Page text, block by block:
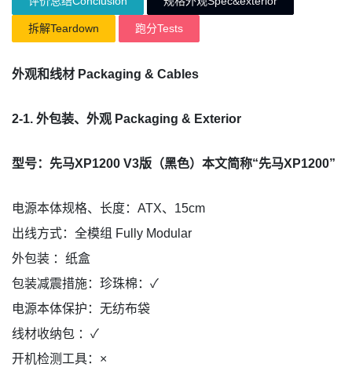
拆解Teardown 跑分Tests
外观和线材 Packaging & Cables
2-1. 外包装、外观 Packaging & Exterior
型号：先马XP1200 V3版（黑色）本文简称“先马XP1200”
电源本体规格、长度：ATX、15cm
出线方式：全模组 Fully Modular
外包装 ：纸盒
包装减震措施：珍珠棉：✓
电源本体保护：无纺布袋
线材收纳包 ：✓
开机检测工具：×